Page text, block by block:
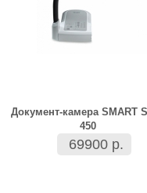
Документ-камера SMART
450
69900 р.